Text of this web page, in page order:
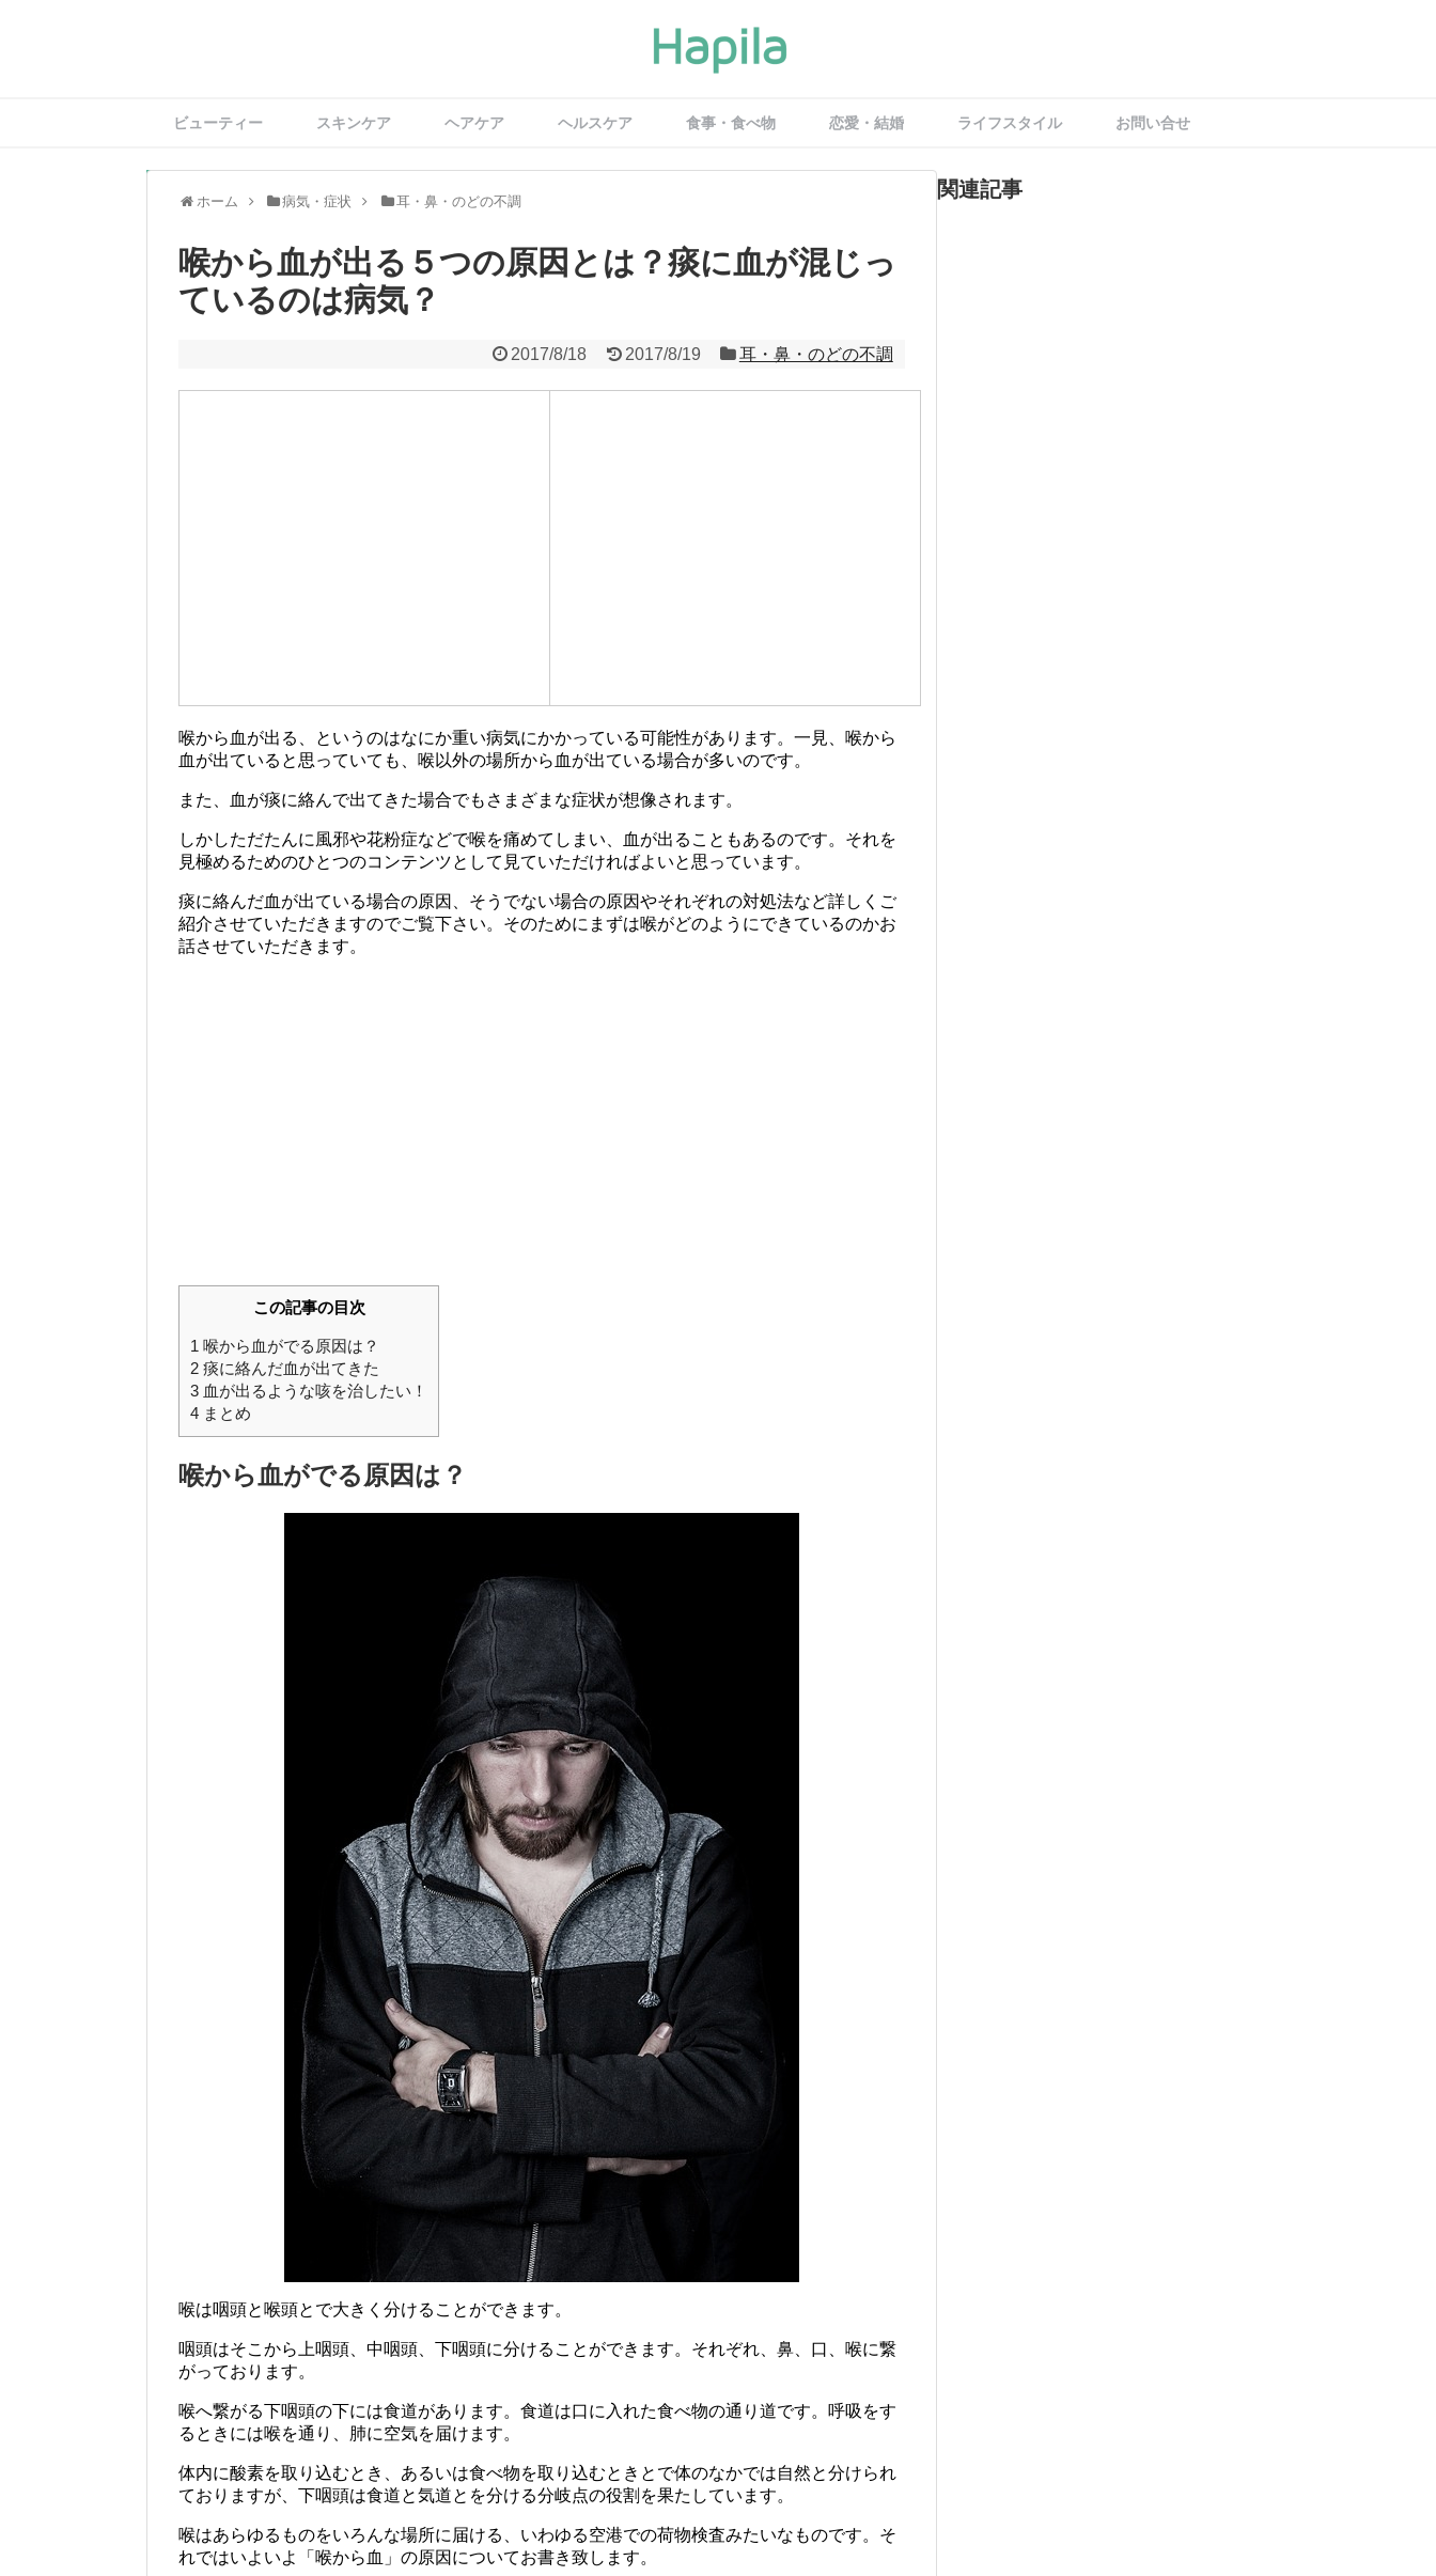
ビューティー スキンケア ヘアケア ヘルスケア 食事・食べ物 恋愛・結婚 ライフスタイル お問い合せ
ホーム 病気・症状 耳・鼻・のどの不調
喉から血が出る５つの原因とは？痰に血が混じっ
ているのは病気？
2017/8/18 2017/8/19 耳・鼻・のどの不調
喉から血が出る、というのはなにか重い病気にかかっている可能性があります。一見、喉から
血が出ていると思っていても、喉以外の場所から血が出ている場合が多いのです。
また、血が痰に絡んで出てきた場合でもさまざまな症状が想像されます。
しかしただたんに風邪や花粉症などで喉を痛めてしまい、血が出ることもあるのです。それを
見極めるためのひとつのコンテンツとして見ていただければよいと思っています。
痰に絡んだ血が出ている場合の原因、そうでない場合の原因やそれぞれの対処法など詳しくご
紹介させていただきますのでご覧下さい。そのためにまずは喉がどのようにできているのかお
話させていただきます。
この記事の目次
1 喉から血がでる原因は？
2 痰に絡んだ血が出てきた
3 血が出るような咳を治したい！
4 まとめ
喉から血がでる原因は？
喉は咽頭と喉頭とで大きく分けることができます。
咽頭はそこから上咽頭、中咽頭、下咽頭に分けることができます。それぞれ、鼻、口、喉に繋
がっております。
喉へ繋がる下咽頭の下には食道があります。食道は口に入れた食べ物の通り道です。呼吸をす
るときには喉を通り、肺に空気を届けます。
体内に酸素を取り込むとき、あるいは食べ物を取り込むときとで体のなかでは自然と分けられ
ておりますが、下咽頭は食道と気道とを分ける分岐点の役割を果たしています。
喉はあらゆるものをいろんな場所に届ける、いわゆる空港での荷物検査みたいなものです。そ
れではいよいよ「喉から血」の原因についてお書き致します。
関連記事